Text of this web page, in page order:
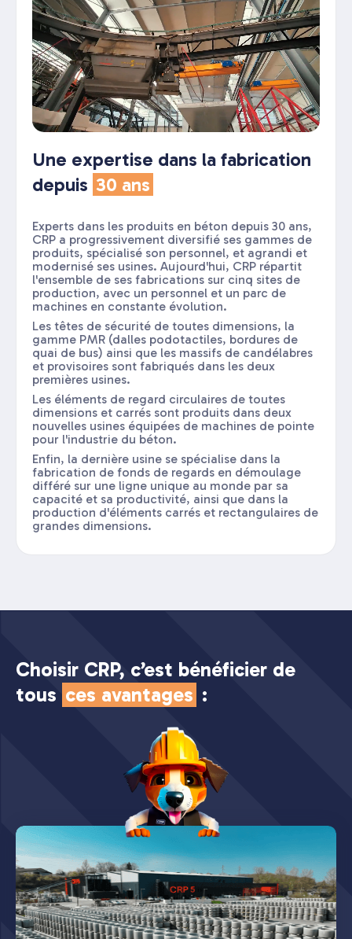
Une expertise dans la fabrication
depuis 30 ans
Experts dans les produits en béton depuis 30 ans,
CRP a progressivement diversifié ses gammes de
produits, spécialisé son personnel, et agrandi et
modernisé ses usines. Aujourd'hui, CRP répartit
l'ensemble de ses fabrications sur cinq sites de
production, avec un personnel et un parc de
machines en constante évolution.
Les têtes de sécurité de toutes dimensions, la
gamme PMR (dalles podotactiles, bordures de
quai de bus) ainsi que les massifs de candélabres
et provisoires sont fabriqués dans les deux
premières usines.
Les éléments de regard circulaires de toutes
dimensions et carrés sont produits dans deux
nouvelles usines équipées de machines de pointe
pour l'industrie du béton.
Enfin, la dernière usine se spécialise dans la
fabrication de fonds de regards en démoulage
différé sur une ligne unique au monde par sa
capacité et sa productivité, ainsi que dans la
production d'éléments carrés et rectangulaires de
grandes dimensions.
Choisir CRP, c’est bénéficier de
tous ces avantages :